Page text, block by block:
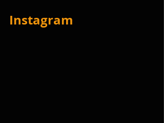
Instagram